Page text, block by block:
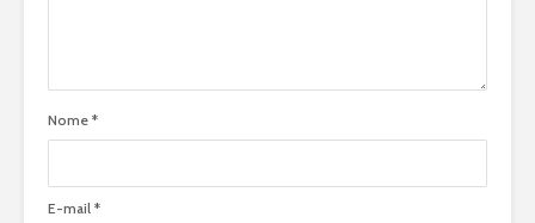
Nome *
E-mail *